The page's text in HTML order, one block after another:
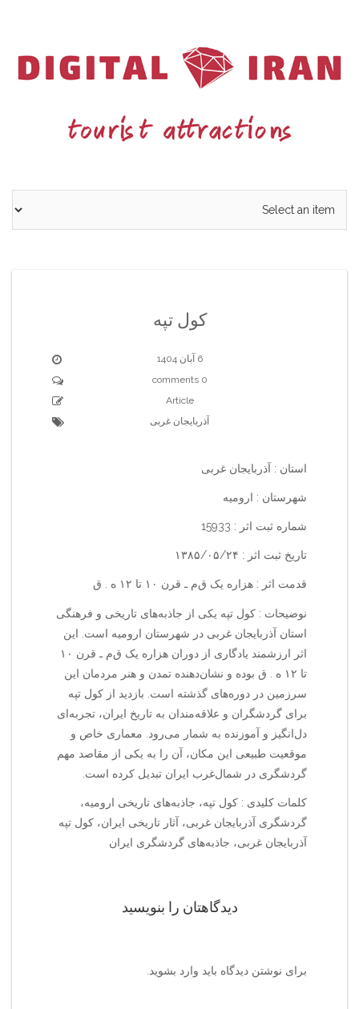
کول تپه
6 آبان 1404
0 comments
Article
آذربایجان غربی
استان : آذربایجان غربی
شهرستان : ارومیه
شماره ثبت اثر : 15933
تاریخ ثبت اثر : ۱۳۸۵/۰۵/۲۴
قدمت اثر : هزاره یک ق‌م‌ ـ قرن ۱۰ تا ۱۲ ه . ق
نوضیحات : کول تپه یکی از جاذبه‌های تاریخی و فرهنگی
استان آذربایجان غربی در شهرستان ارومیه است. این
اثر ارزشمند یادگاری از دوران هزاره یک ق‌م‌ ـ قرن ۱۰
تا ۱۲ ه . ق بوده و نشان‌دهنده تمدن و هنر مردمان این
سرزمین در دوره‌های گذشته است. بازدید از کول تپه
برای گردشگران و علاقه‌مندان به تاریخ ایران، تجربه‌ای
دل‌انگیز و آموزنده به شمار می‌رود. معماری خاص و
موقعیت طبیعی این مکان، آن را به یکی از مقاصد مهم
گردشگری در شمال‌غرب ایران تبدیل کرده است.
کلمات کلیدی : کول تپه، جاذبه‌های تاریخی ارومیه،
گردشگری آذربایجان غربی، آثار تاریخی ایران، کول تپه
آذربایجان غربی، جاذبه‌های گردشگری ایران
دیدگاهتان را بنویسید
برای نوشتن دیدگاه باید وارد بشوید